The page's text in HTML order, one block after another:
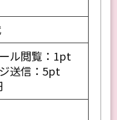
ル閲覧：1pt
送信：5pt